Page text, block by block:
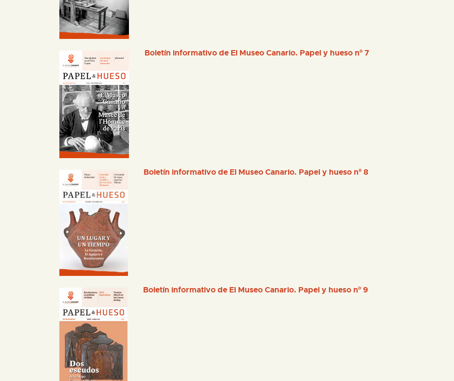
Boletín informativo de El Museo Canario. Papel y hueso nº 7
Boletín informativo de El Museo Canario. Papel y hueso nº 8
Boletín informativo de El Museo Canario. Papel y hueso nº 9